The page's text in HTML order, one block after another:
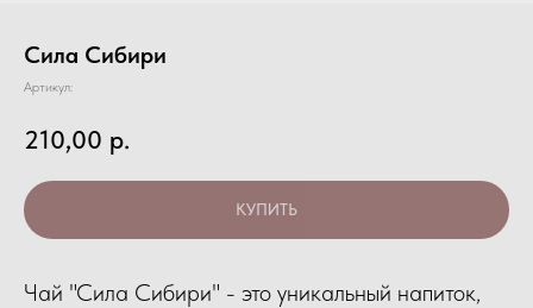
Сила Сибири
Артикул:
210,00 р.
КУПИТЬ
Чай "Сила Сибири" - это уникальный напиток,